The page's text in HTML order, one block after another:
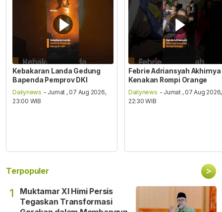
Kebakaran Landa Gedung
Bapenda Pemprov DKI
Dailynews - Jumat , 07 Aug 2026,
23:00 WIB
Febrie Adriansyah Akhirnya
Kenakan Rompi Orange
Dailynews - Jumat , 07 Aug 2026,
22:30 WIB
Terpopuler >
1
Muktamar XI Himi Persis
Tegaskan Transformasi